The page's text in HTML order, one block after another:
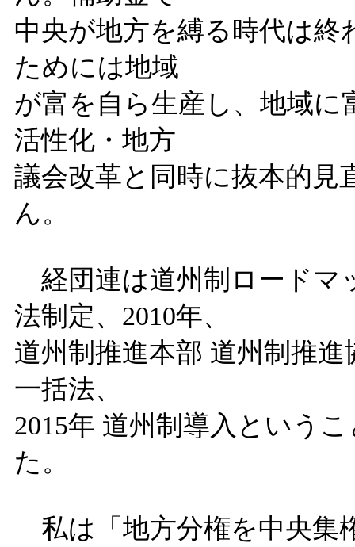
中央が地方を縛る時代は
ためには地域
が富を自ら生産し、地域
活性化・地方
議会改革と同時に抜本的
ん。
経団連は道州制ロードマ
法制定、2010年、
道州制推進本部 道州制推
一括法、
2015年 道州制導入という
た。
私は「地方分権を中央集